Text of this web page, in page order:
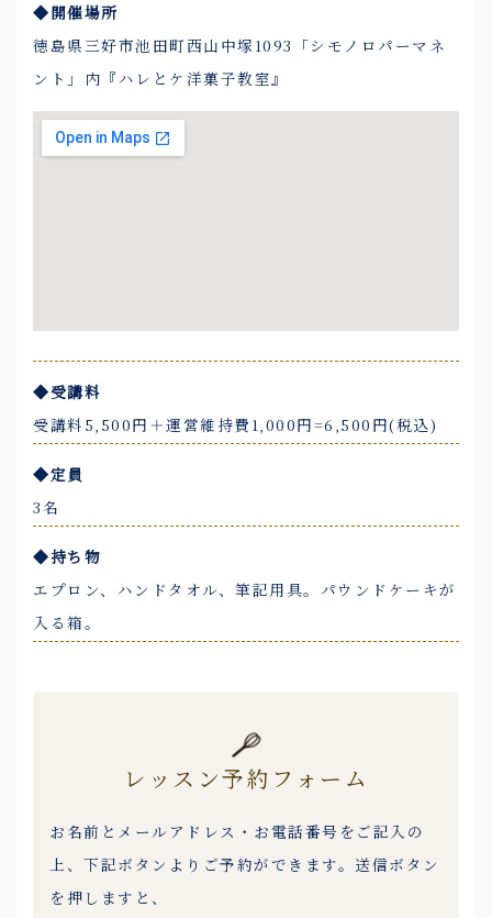
◆開催場所
徳島県三好市池田町西山中塚1093「シモノロパーマネ
ント」内『ハレとケ洋菓子教室』
◆受講料
受講料5,500円＋運営維持費1,000円=6,500円(税込)
◆定員
3名
◆持ち物
エプロン、ハンドタオル、筆記用具。パウンドケーキが
入る箱。
レッスン予約フォーム
お名前とメールアドレス・お電話番号をご記入の
上、下記ボタンよりご予約ができます。送信ボタン
を押しますと、